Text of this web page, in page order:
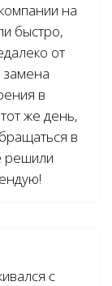
на
быстро,
от
замена
в
же день,
в
решили
с